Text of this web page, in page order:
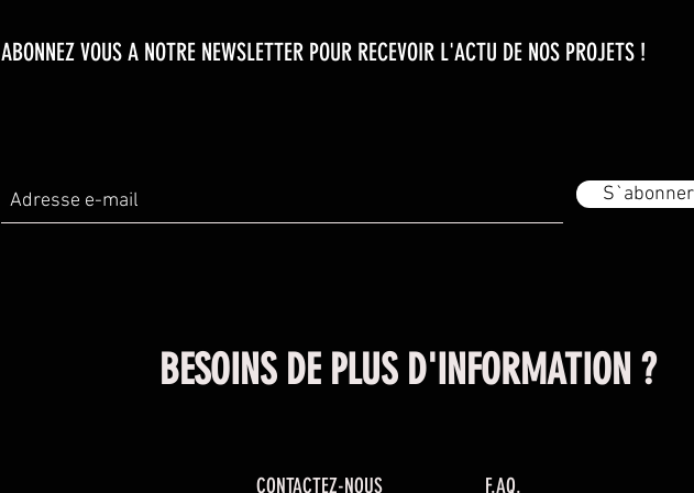
ABONNEZ VOUS A NOTRE NEWSLETTER POUR RECEVOIR L'ACTU DE NOS PROJETS !
BESOINS DE PLUS D'INFORMATION ?
CONTACTEZ-NOUS F.AQ.